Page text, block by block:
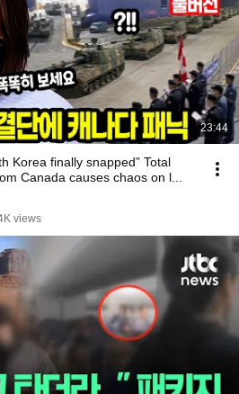
23:44
Korea finally snapped” Total
Canada causes chaos on l...
views